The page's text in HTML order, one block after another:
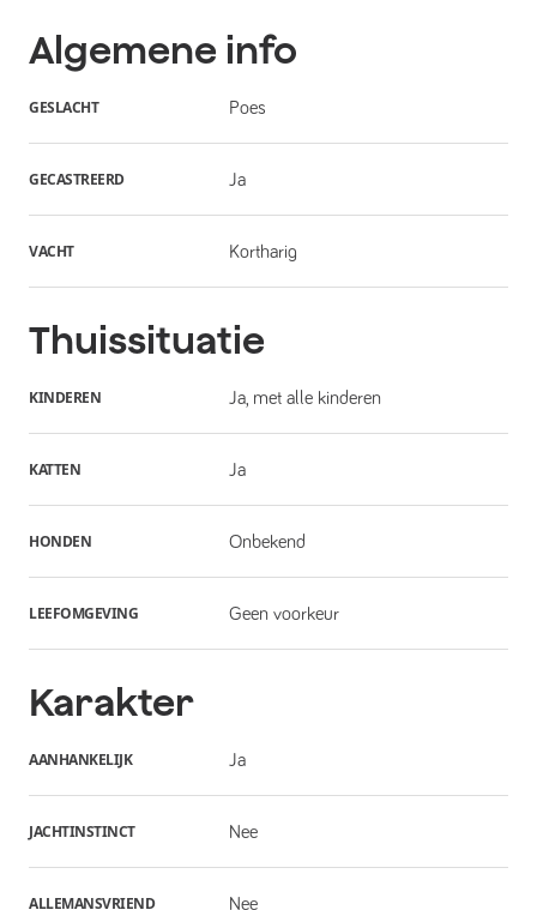
Algemene info
GESLACHT Poes
GECASTREERD Ja
VACHT Kortharig
Thuissituatie
KINDEREN Ja, met alle kinderen
KATTEN Ja
HONDEN Onbekend
LEEFOMGEVING Geen voorkeur
Karakter
AANHANKELIJK Ja
JACHTINSTINCT Nee
ALLEMANSVRIEND Nee